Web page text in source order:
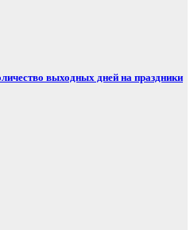
выходных дней на праздники